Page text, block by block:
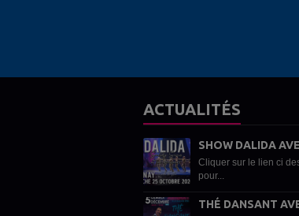
ACTUALITÉS
SHOW DALIDA
Cliquer sur le lien ci
pour...
THÉ DANSANT